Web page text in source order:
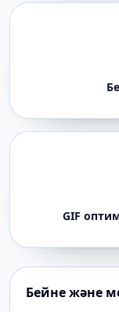
GIF
Бейне және